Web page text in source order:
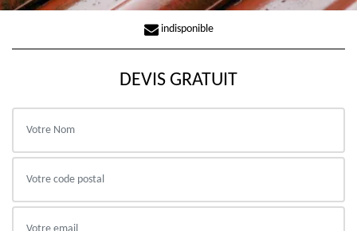
indisponible
DEVIS GRATUIT